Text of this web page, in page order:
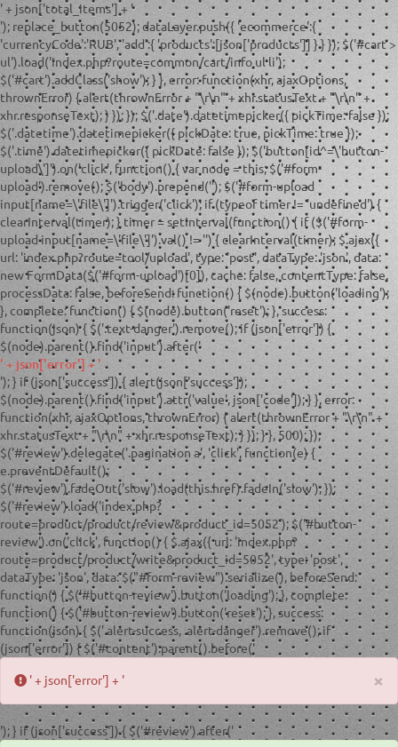
' + json['total_items'] + '
'); replace_button(5052); dataLayer.push({ 'ecommerce':{
'currencyCode':'RUB', 'add':{ 'products':[json['products']] } } }); $('#cart >
ul').load('index.php?route=common/cart/info ul li');
$('#cart').addClass('show'); } }, error: function(xhr, ajaxOptions,
thrownError) { alert(thrownError + "\r\n" + xhr.statusText + "\r\n" +
xhr.responseText); } }); }); $('.date').datetimepicker({ pickTime: false });
$('.datetime').datetimepicker({ pickDate: true, pickTime: true });
$('.time').datetimepicker({ pickDate: false }); $('button[id^=\'button-
upload\']').on('click', function() { var node = this; $('#form-
upload').remove(); $('body').prepend(''); $('#form-upload
input[name=\'file\']').trigger('click'); if (typeof timer != 'undefined') {
clearInterval(timer); } timer = setInterval(function() { if ($('#form-
upload input[name=\'file\']').val() != '') { clearInterval(timer); $.ajax({
url: 'index.php?route=tool/upload', type: 'post', dataType: 'json', data:
new FormData($('#form-upload')[0]), cache: false, contentType: false,
processData: false, beforeSend: function() { $(node).button('loading');
}, complete: function() { $(node).button('reset'); }, success:
function(json) { $('.text-danger').remove(); if (json['error']) {
$(node).parent().find('input').after('
' + json['error'] + '
'); } if (json['success']) { alert(json['success']);
$(node).parent().find('input').attr('value', json['code']); } }, error:
function(xhr, ajaxOptions, thrownError) { alert(thrownError + "\r\n" +
xhr.statusText + "\r\n" + xhr.responseText); } }); } }, 500); });
$('#review').delegate('.pagination a', 'click', function(e) {
e.preventDefault();
$('#review').fadeOut('slow').load(this.href).fadeIn('slow'); });
$('#review').load('index.php?
route=product/product/review&product_id=5052'); $('#button-
review').on('click', function() { $.ajax({ url: 'index.php?
route=product/product/write&product_id=5052', type: 'post',
dataType: 'json', data: $("#form-review").serialize(), beforeSend:
function() { $('#button-review').button('loading'); }, complete:
function() { $('#button-review').button('reset'); }, success:
function(json) { $('.alert-success, .alert-danger').remove(); if
(json['error']) { $('#content').parent().before('
' + json['error'] + ' ×
'); } if (json['success']) { $('#review').after('